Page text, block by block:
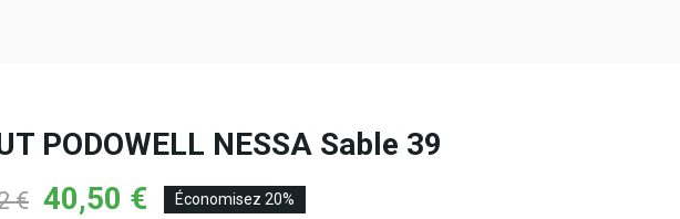
PODOWELL NESSA Sable 39
€ 40,50 € Économisez 20%